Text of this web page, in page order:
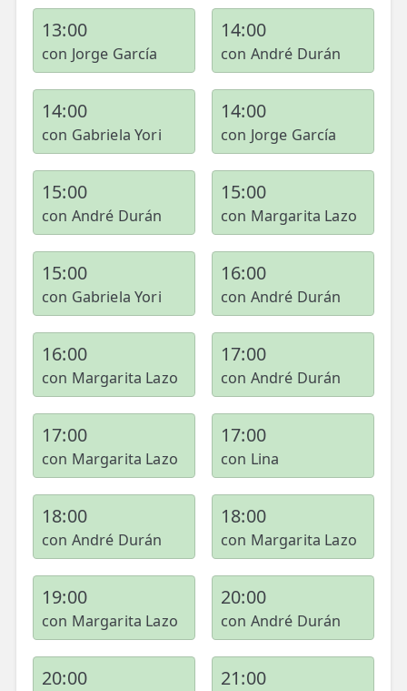
13:00
con Jorge García
14:00
con André Durán
14:00
con Gabriela Yori
14:00
con Jorge García
15:00
con André Durán
15:00
con Margarita Lazo
15:00
con Gabriela Yori
16:00
con André Durán
16:00
con Margarita Lazo
17:00
con André Durán
17:00
con Margarita Lazo
17:00
con Lina
18:00
con André Durán
18:00
con Margarita Lazo
19:00
con Margarita Lazo
20:00
con André Durán
20:00 21:00